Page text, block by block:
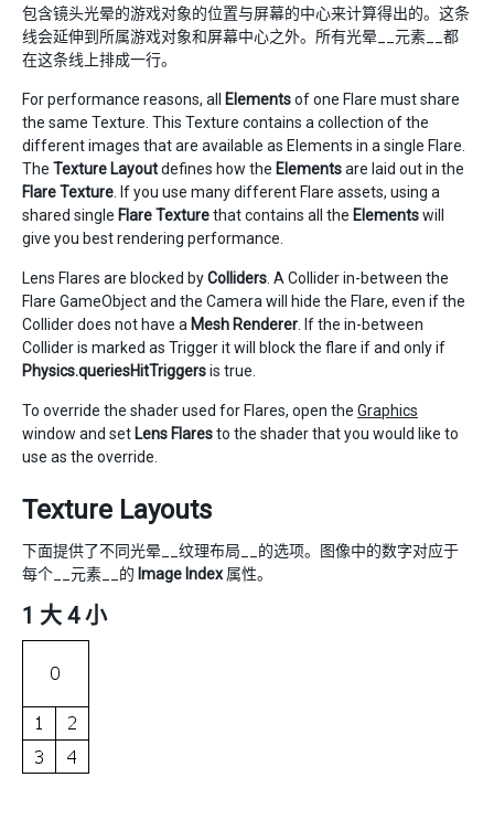
包含镜头光晕的游戏对象的位置与屏幕的中心来计算得出的。这条
线会延伸到所属游戏对象和屏幕中心之外。所有光晕__元素__都
在这条线上排成一行。
For performance reasons, all Elementsof one Flare must share
the same Texture. This Texture contains a collection of the
different images that are available as Elements in a single Flare.
The Texture Layoutdefines how the Elementsare laid out in the
Flare Texture . If you use many different Flare assets, using a
shared single Flare Texturethat contains all the Elementswill
give you best rendering performance.
Lens Flares are blocked byColliders . A Collider in-between the
Flare GameObject and the Camera will hide the Flare, even if the
Collider does not have a Mesh Renderer . If the in-between
Collider is marked as Trigger it will block the flare if and only if
Physics.queriesHitTriggersis true.
To override the shader used for Flares, open the Graphics
window and set Lens Flaresto the shader that you would like to
use as the override.
Texture Layouts
下面提供了不同光晕__纹理布局__的选项。图像中的数字对应于
每个__元素__的 Image Index 属性。
1 大 4 小